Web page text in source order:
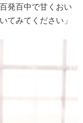
発百中で甘くおい
てみてください」